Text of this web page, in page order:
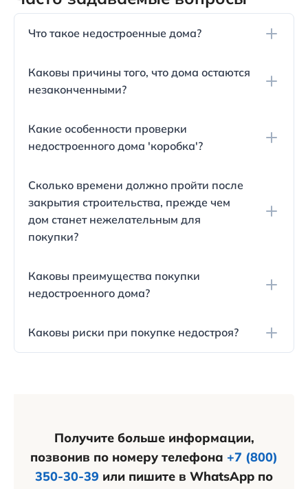
Что такое недостроенные дома?
покупателей своей низкой ценой и делятся на
два типа: 'под отделку' — строение под крышу
не завершенными общестроительными работами.
Каковы причины того, что дома остаются
незаконченными?
нестабильности застройщика, банкротства или
ошибок проектирования.
Какие особенности проверки
недостроенного дома 'коробка'?
необходимо обратить особое внимание на
юридическую сторону вопроса, например,
проверить выписку ЕГРН и разрешительную
документацию. Также может потребоваться
проверки фактических границ дома.
Сколько времени должно пройти после
закрытия строительства, прежде чем
дом станет нежелательным для
покупки?
'законсервированным' более двух-трёх лет.
Дольше этого срока дом может потерять свою
Каковы преимущества покупки
недостроенного дома?
экономить на строительстве, так как его можно
дешевле и быстрее достроить. Кроме того, такие
Каковы риски при покупке недостроя?
Получите больше информации,
позвонив по номеру телефона +7 (800)
350-30-39 или пишите в WhatsApp по